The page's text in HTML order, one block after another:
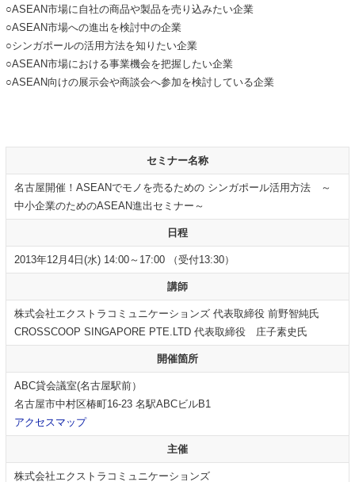
○ASEAN市場に自社の商品や製品を売り込みたい企業
○ASEAN市場への進出を検討中の企業
○シンガポールの活用方法を知りたい企業
○ASEAN市場における事業機会を把握したい企業
○ASEAN向けの展示会や商談会へ参加を検討している企業
セミナー名称
名古屋開催！ASEANでモノを売るための シンガポール活用方法 ～
中小企業のためのASEAN進出セミナー～
日程
2013年12月4日(水) 14:00～17:00 （受付13:30）
講師
株式会社エクストラコミュニケーションズ 代表取締役 前野智純氏
CROSSCOOP SINGAPORE PTE.LTD 代表取締役 庄子素史氏
開催箇所
ABC貸会議室(名古屋駅前）
名古屋市中村区椿町16-23 名駅ABCビルB1
アクセスマップ
主催
株式会社エクストラコミュニケーションズ